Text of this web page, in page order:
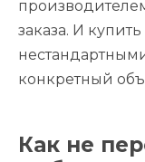
заказа. И
конкретный
Как не